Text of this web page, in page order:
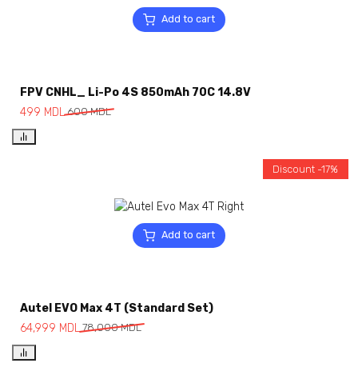
Add to cart
FPV CNHL_ Li-Po 4S 850mAh 70C 14.8V
600MDL
499 MDL
Add to cart
Discount -17%
Autel EVO Max 4T (Standard Set)
78,000MDL
64,999 MDL